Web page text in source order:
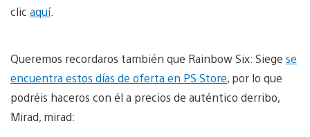
clic aquí.
Queremos recordaros también que Rainbow Six: Siege se
encuentra estos días de oferta en PS Store, por lo que
podréis haceros con él a precios de auténtico derribo,
Mirad, mirad: